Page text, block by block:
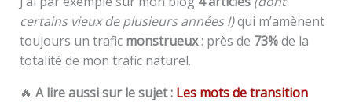
certains vieux de plusieurs années !)qui m’amènent
toujours un trafic monstrueux: près de 73%de la
totalité de mon trafic naturel.
🔥 A lire aussi sur le sujet : Les mots de transition